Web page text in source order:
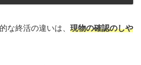
な終活の違いは、 現物の確認のしや